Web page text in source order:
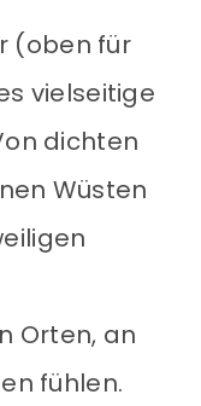
(oben für
vielseitige
dichten
Wüsten
Orten, an
fühlen.